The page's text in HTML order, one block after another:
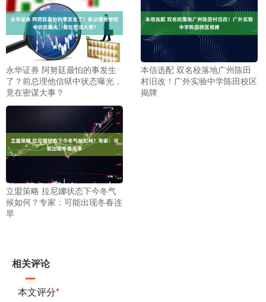
永华证券 阿努廷最怕的事发生
了？前总理他信狱中状态曝光，
竟在密谋大事？
本信选配 双名校落地广州陈田
村旧改！广外实验中学陈田校区
揭牌
立盟策略 拉尼娜状态下今冬气
候如何？专家：可能出现冬春连
旱
相关评论
本文评分*